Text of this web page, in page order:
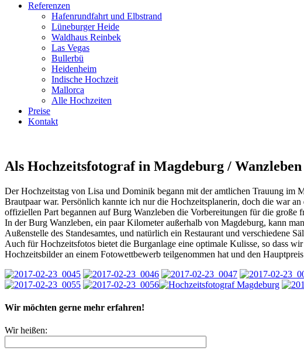
Referenzen
Hafenrundfahrt und Elbstrand
Lüneburger Heide
Waldhaus Reinbek
Las Vegas
Bullerbü
Heidenheim
Indische Hochzeit
Mallorca
Alle Hochzeiten
Preise
Kontakt
Als Hochzeitsfotograf in Magdeburg / Wanzleben
Der Hochzeitstag von Lisa und Dominik begann mit der amtlichen Trauung im
Brautpaar war. Persönlich kannte ich nur die Hochzeitsplanerin, doch die war
offiziellen Part begannen auf Burg Wanzleben die Vorbereitungen für die große
In der Burg Wanzleben, ein paar Kilometer außerhalb von Magdeburg, kann
Außenstelle des Standesamtes, und natürlich ein Restaurant und verschiedene
Auch für Hochzeitsfotos bietet die Burganlage eine optimale Kulisse, so dass
Hochzeitsbilder an einem Fotowettbewerb teilgenommen hat und den
Wir möchten gerne mehr erfahren!
Wir heißen: